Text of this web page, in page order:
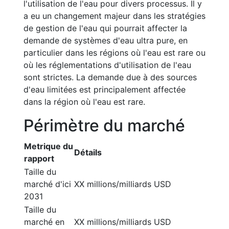
l'utilisation de l'eau pour divers processus. Il y
a eu un changement majeur dans les stratégies
de gestion de l'eau qui pourrait affecter la
demande de systèmes d'eau ultra pure, en
particulier dans les régions où l'eau est rare ou
où les réglementations d'utilisation de l'eau
sont strictes. La demande due à des sources
d'eau limitées est principalement affectée
dans la région où l'eau est rare.
Périmètre du marché
Metrique du
rapport
Détails
Taille du
marché d'ici
2031
XX millions/milliards USD
Taille du
marché en
XX millions/milliards USD